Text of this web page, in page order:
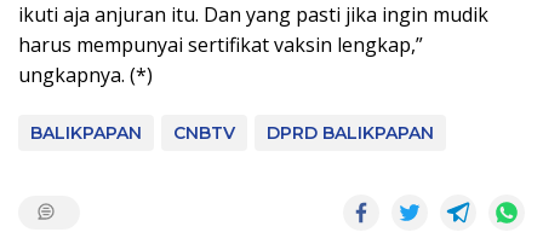
ikuti aja anjuran itu. Dan yang pasti jika ingin mudik
harus mempunyai sertifikat vaksin lengkap,”
ungkapnya. (*)
BALIKPAPAN CNBTV DPRD BALIKPAPAN